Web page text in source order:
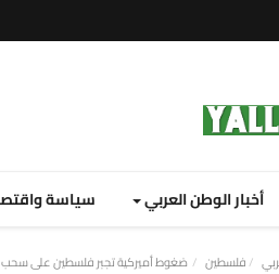
أخبار الوطن العربي سياسة
فلسطين ضغوط أميركية تجبر فلسطين على